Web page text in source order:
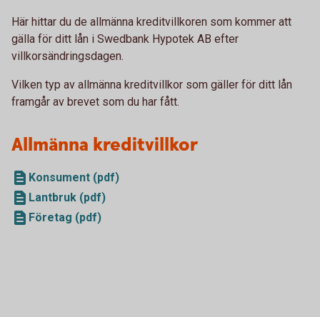
Här hittar du de allmänna kreditvillkoren som kommer att
gälla för ditt lån i Swedbank Hypotek AB efter
villkorsändringsdagen.
Vilken typ av allmänna kreditvillkor som gäller för ditt lån
framgår av brevet som du har fått.
Allmänna kreditvillkor
Konsument (pdf)
Lantbruk (pdf)
Företag (pdf)